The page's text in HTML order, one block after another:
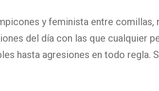
y feminista entre comillas,
del día con las que cualquier
hasta agresiones en todo regla.